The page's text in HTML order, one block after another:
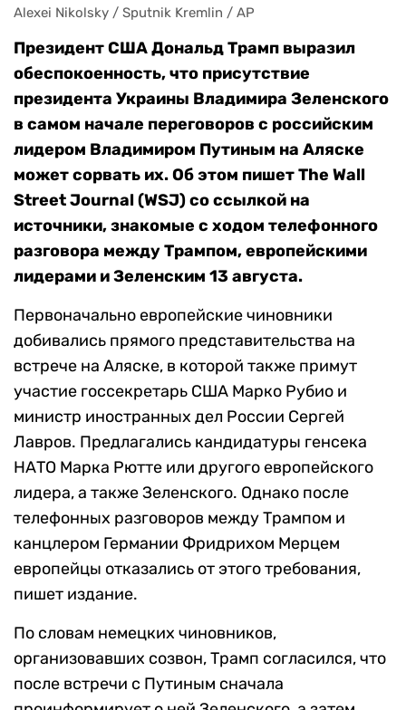
Alexei Nikolsky / Sputnik Kremlin / AP
Президент США Дональд Трамп выразил
обеспокоенность, что присутствие
президента Украины Владимира Зеленского
в самом начале переговоров с российским
лидером Владимиром Путиным на Аляске
может сорвать их. Об этом пишет The Wall
Street Journal (WSJ) со ссылкой на
источники, знакомые с ходом телефонного
разговора между Трампом, европейскими
лидерами и Зеленским 13 августа.
Первоначально европейские чиновники
добивались прямого представительства на
встрече на Аляске, в которой также примут
участие госсекретарь США Марко Рубио и
министр иностранных дел России Сергей
Лавров. Предлагались кандидатуры генсека
НАТО Марка Рютте или другого европейского
лидера, а также Зеленского. Однако после
телефонных разговоров между Трампом и
канцлером Германии Фридрихом Мерцем
европейцы отказались от этого требования,
пишет издание.
По словам немецких чиновников,
организовавших созвон, Трамп согласился, что
после встречи с Путиным сначала